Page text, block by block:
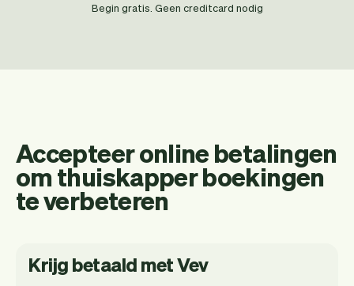
Begin gratis. Geen creditcard nodig
Accepteer online betalingen
om thuiskapper boekingen
te verbeteren
Krijg betaald met Vev